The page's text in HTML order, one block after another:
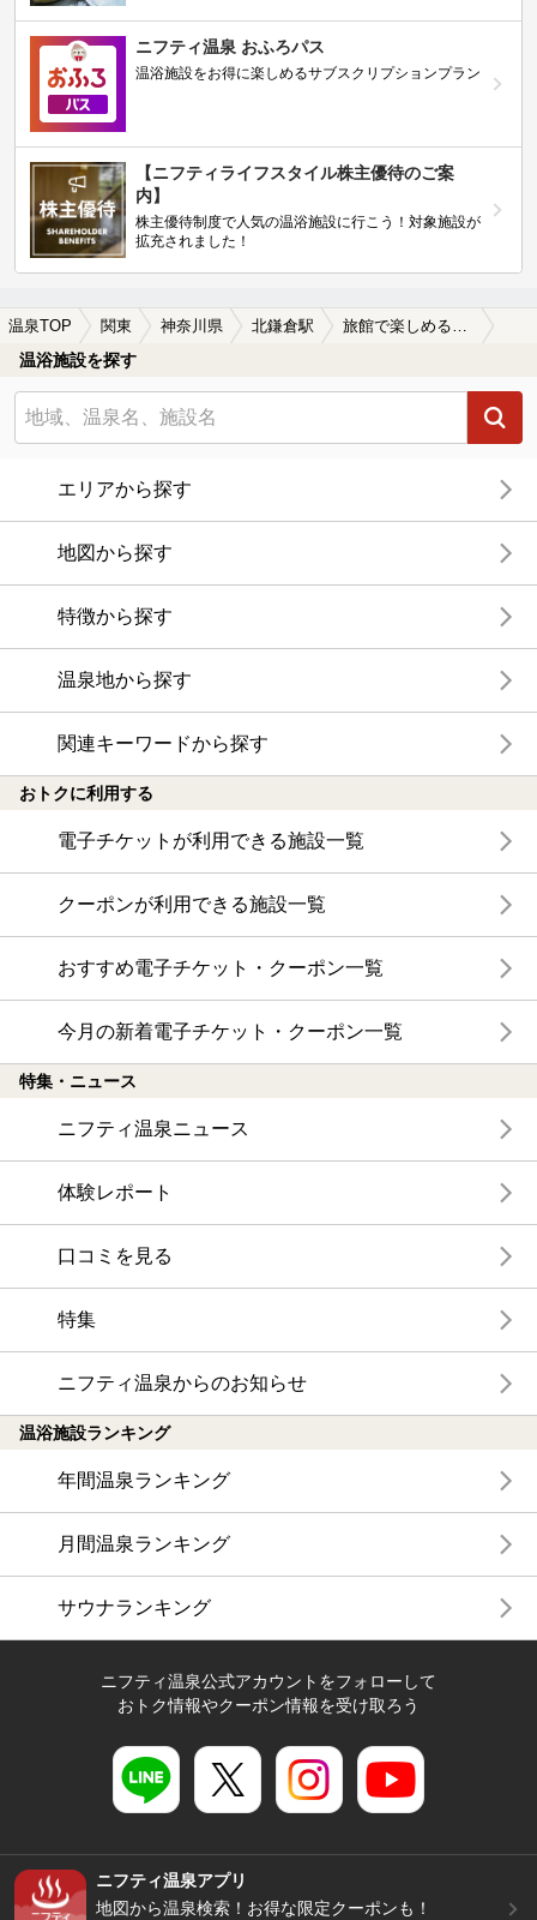
ニフティ温泉 おふろパス
温浴施設をお得に楽しめるサブスクリプションプラン
【ニフティライフスタイル株主優待のご案
内】
株主優待制度で人気の温浴施設に行こう！対象施設が
拡充されました！
温泉TOP 関東 神奈川県 北鎌倉駅 旅館で楽しめる北鎌倉駅近くの温泉、日帰り温泉、スーパー銭湯おすすめ
温浴施設を探す
エリアから探す
地図から探す
特徴から探す
温泉地から探す
関連キーワードから探す
おトクに利用する
電子チケットが利用できる施設一覧
クーポンが利用できる施設一覧
おすすめ電子チケット・クーポン一覧
今月の新着電子チケット・クーポン一覧
特集・ニュース
ニフティ温泉ニュース
体験レポート
口コミを見る
特集
ニフティ温泉からのお知らせ
温浴施設ランキング
年間温泉ランキング
月間温泉ランキング
サウナランキング
ニフティ温泉公式アカウントをフォローして
おトク情報やクーポン情報を受け取ろう
ニフティ温泉アプリ
地図から温泉検索！お得な限定クーポンも！